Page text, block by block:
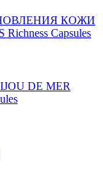
КОЖИ
Capsules
DE MER